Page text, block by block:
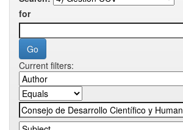
for
Current filters: